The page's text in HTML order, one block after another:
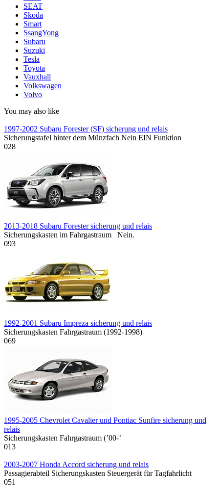
SEAT
Skoda
Smart
SsangYong
Subaru
Suzuki
Tesla
Toyota
Vauxhall
Volkswagen
Volvo
You may also like
1997-2002 Subaru Forester (SF) sicherung und relais
Sicherungstafel hinter dem Münzfach Nein EIN Funktion
028
2013-2018 Subaru Forester sicherung und relais
Sicherungskasten im Fahrgastraum Nein.
093
1992-2001 Subaru Impreza sicherung und relais
Sicherungskasten Fahrgastraum (1992-1998)
069
1995-2005 Chevrolet Cavalier und Pontiac Sunfire sicherung und
relais
Sicherungskasten Fahrgastraum (’00-’
013
2003-2007 Honda Accord sicherung und relais
Passagierabteil Sicherungskasten Steuergerät für Tagfahrlicht
051